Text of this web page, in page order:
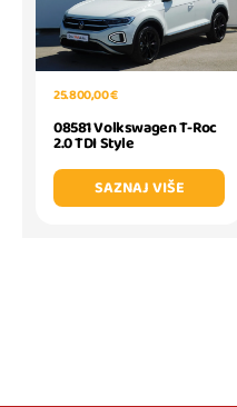
25.800,00 €
08581 Volkswagen T-Roc
2.0 TDI Style
SAZNAJ VIŠE